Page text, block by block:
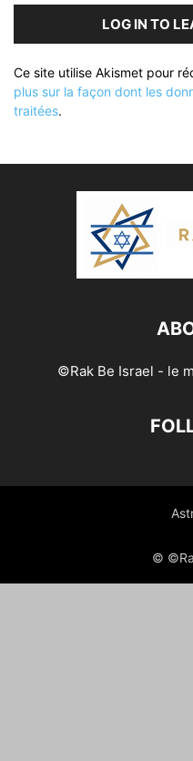
LOG IN TO
Ce site utilise Akismet pour
plus sur la façon dont les
traitées.
©Rak Be Israel - le
©